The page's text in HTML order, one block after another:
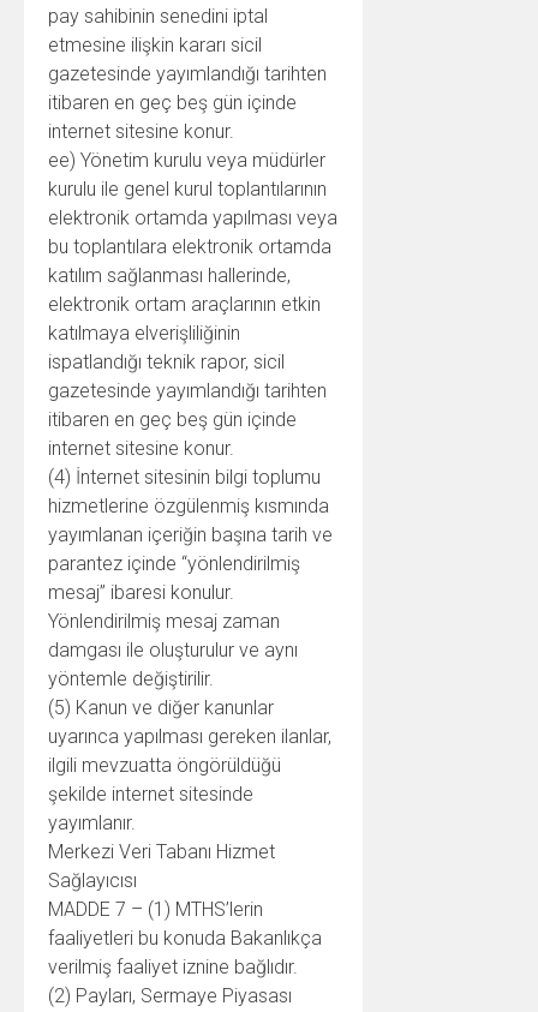
pay sahibinin senedini iptal
etmesine ilişkin kararı sicil
gazetesinde yayımlandığı tarihten
itibaren en geç beş gün içinde
internet sitesine konur.
ee) Yönetim kurulu veya müdürler
kurulu ile genel kurul toplantılarının
elektronik ortamda yapılması veya
bu toplantılara elektronik ortamda
katılım sağlanması hallerinde,
elektronik ortam araçlarının etkin
katılmaya elverişliliğinin
ispatlandığı teknik rapor, sicil
gazetesinde yayımlandığı tarihten
itibaren en geç beş gün içinde
internet sitesine konur.
(4) İnternet sitesinin bilgi toplumu
hizmetlerine özgülenmiş kısmında
yayımlanan içeriğin başına tarih ve
parantez içinde “yönlendirilmiş
mesaj” ibaresi konulur.
Yönlendirilmiş mesaj zaman
damgası ile oluşturulur ve aynı
yöntemle değiştirilir.
(5) Kanun ve diğer kanunlar
uyarınca yapılması gereken ilanlar,
ilgili mevzuatta öngörüldüğü
şekilde internet sitesinde
yayımlanır.
Merkezi Veri Tabanı Hizmet
Sağlayıcısı
MADDE 7 – (1) MTHS’lerin
faaliyetleri bu konuda Bakanlıkça
verilmiş faaliyet iznine bağlıdır.
(2) Payları, Sermaye Piyasası